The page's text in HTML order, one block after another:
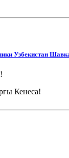
Узбекистан
Кенеса!
кому